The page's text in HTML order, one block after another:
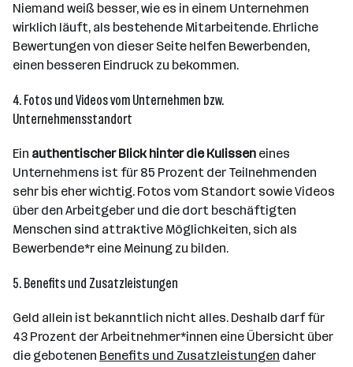
Niemand weiß besser, wie es in einem Unternehmen
wirklich läuft, als bestehende Mitarbeitende. Ehrliche
Bewertungen von dieser Seite helfen Bewerbenden,
einen besseren Eindruck zu bekommen.
4. Fotos und Videos vom Unternehmen bzw.
Unternehmensstandort
Ein authentischer Blick hinter die Kulissen eines
Unternehmens ist für 85 Prozent der Teilnehmenden
sehr bis eher wichtig. Fotos vom Standort sowie Videos
über den Arbeitgeber und die dort beschäftigten
Menschen sind attraktive Möglichkeiten, sich als
Bewerbende*r eine Meinung zu bilden.
5. Benefits und Zusatzleistungen
Geld allein ist bekanntlich nicht alles. Deshalb darf für
43 Prozent der Arbeitnehmer*innen eine Übersicht über
die gebotenen Benefits und Zusatzleistungen daher